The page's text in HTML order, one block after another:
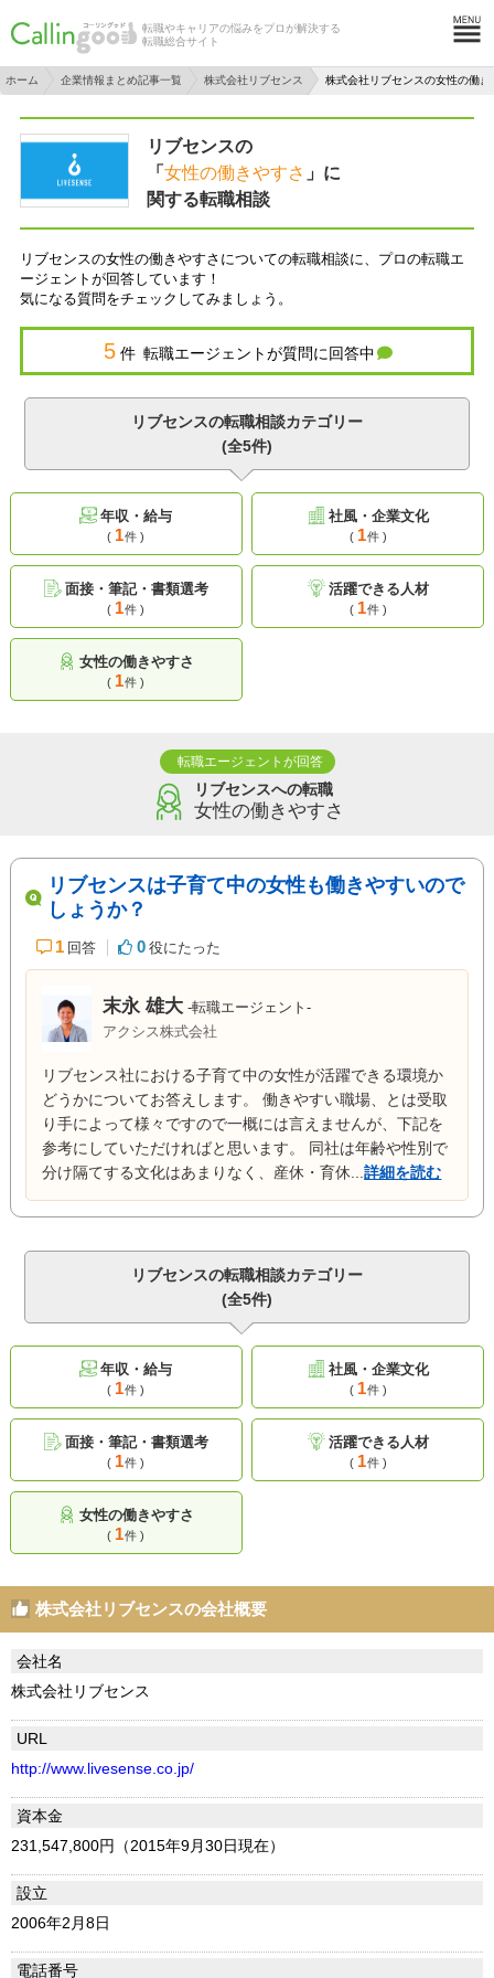
転職やキャリアの悩みをプロが解決する
転職総合サイト
ホーム 企業情報まとめ記事一覧 株式会社リブセンス 株式会社リブセンスの女性の働き
リブセンスの
「 女性の働きやすさ 」に
関する転職相談
リブセンスの女性の働きやすさについての転職相談に、プロの転職エ
ージェントが回答しています！
気になる質問をチェックしてみましょう。
5 件 転職エージェントが質問に回答中
リブセンスの転職相談カテゴリー
(全5件)
年収・給与
( 1件 )
社風・企業文化
( 1件 )
面接・筆記・書類選考
( 1件 )
活躍できる人材
( 1件 )
女性の働きやすさ
( 1件 )
転職エージェントが回答
リブセンスへの転職
女性の働きやすさ
リブセンスは子育て中の女性も働きやすいので
しょうか？
1 回答 0 役にたった
末永 雄大 -転職エージェント-
アクシス株式会社
リブセンス社における子育て中の女性が活躍できる環境か
どうかについてお答えします。 働きやすい職場、とは受取
り手によって様々ですので一概には言えませんが、下記を
参考にしていただければと思います。 同社は年齢や性別で
分け隔てする文化はあまりなく、産休・育休...詳細を読む
リブセンスの転職相談カテゴリー
(全5件)
年収・給与
( 1件 )
社風・企業文化
( 1件 )
面接・筆記・書類選考
( 1件 )
活躍できる人材
( 1件 )
女性の働きやすさ
( 1件 )
株式会社リブセンスの会社概要
会社名
株式会社リブセンス
URL
http://www.livesense.co.jp/
資本金
231,547,800円（2015年9月30日現在）
設立
2006年2月8日
電話番号